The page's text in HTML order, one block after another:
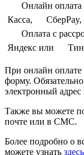
Онлайн оплата
Касса,
СберPay,
Оплата с
Яндекс или
При онлайн оплате
форму.
электронный
Также вы можете
почте или в СМС.
Более подробно о
можете узнать здесь